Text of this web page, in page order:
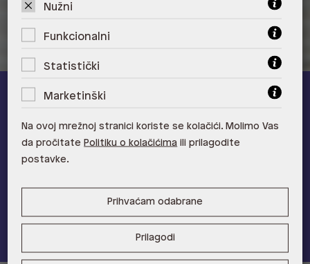
Učlani se u ALDO A-list program vjernosti
na novu kolekciju!
Pridružite se
Nužni
Funkcionalni
Statistički
Marketinški
Na ovoj mrežnoj stranici koriste se kolačići. Molimo Vas
da pročitate Politiku o kolačićima ili prilagodite
postavke.
Prihvaćam odabrane
Prilagodi